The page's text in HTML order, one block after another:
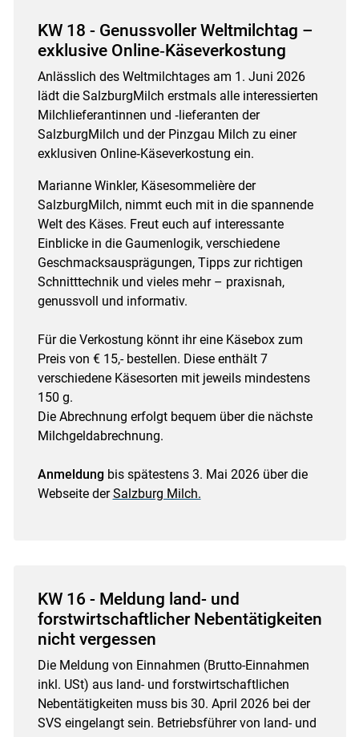
KW 18 - Genussvoller Weltmilchtag –
exklusive Online‑Käseverkostung
Anlässlich des Weltmilchtages am 1. Juni 2026
lädt die SalzburgMilch erstmals alle interessierten
Milchlieferantinnen und ‑lieferanten der
SalzburgMilch und der Pinzgau Milch zu einer
exklusiven Online‑Käseverkostung ein.
Marianne Winkler, Käsesommelière der
SalzburgMilch, nimmt euch mit in die spannende
Welt des Käses. Freut euch auf interessante
Einblicke in die Gaumenlogik, verschiedene
Geschmacksausprägungen, Tipps zur richtigen
Schnitttechnik und vieles mehr – praxisnah,
genussvoll und informativ.
Für die Verkostung könnt ihr eine Käsebox zum
Preis von € 15,- bestellen. Diese enthält 7
verschiedene Käsesorten mit jeweils mindestens
150 g.
Die Abrechnung erfolgt bequem über die nächste
Milchgeldabrechnung.
Anmeldung bis spätestens 3. Mai 2026 über die
Webseite derSalzburg Milch.
KW 16 - Meldung land- und
forstwirtschaftlicher Nebentätigkeiten
nicht vergessen
Die Meldung von Einnahmen (Brutto-Einnahmen
inkl. USt) aus land- und forstwirtschaftlichen
Nebentätigkeiten muss bis 30. April 2026 bei der
SVS eingelangt sein. Betriebsführer von land- und